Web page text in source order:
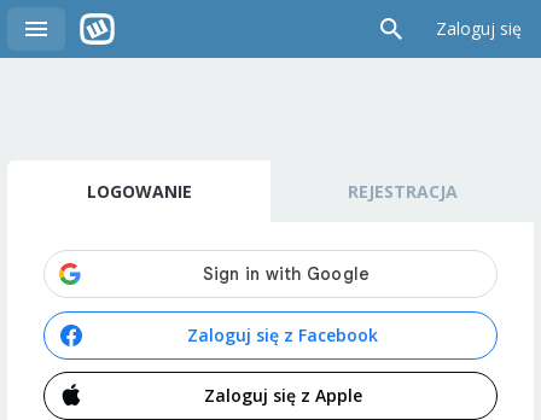
Zaloguj się
LOGOWANIE REJESTRACJA
Zaloguj się z Facebook
Zaloguj się z Apple